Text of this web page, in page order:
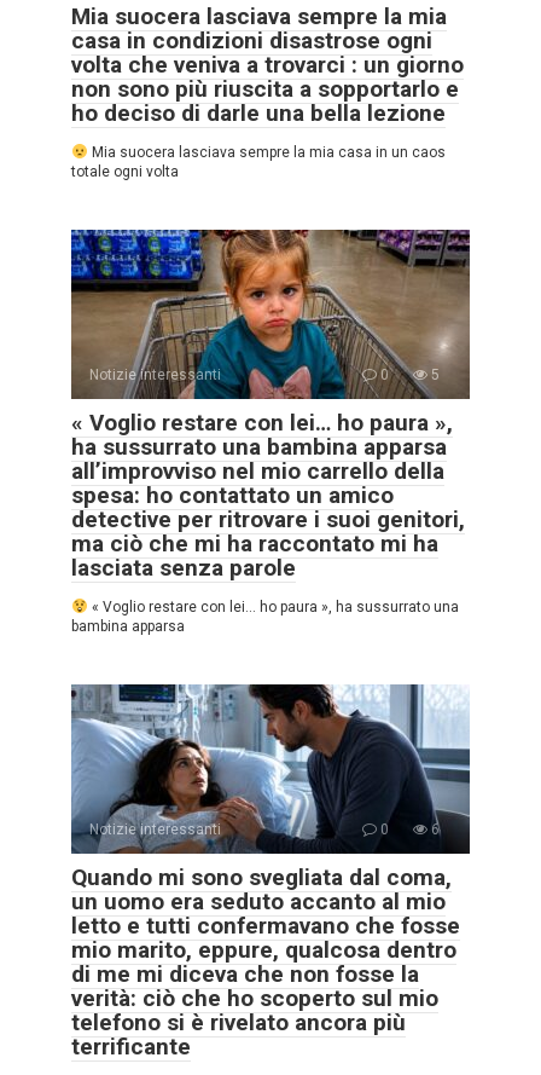
Mia suocera lasciava sempre la mia
casa in condizioni disastrose ogni
volta che veniva a trovarci : un giorno
non sono più riuscita a sopportarlo e
ho deciso di darle una bella lezione
Mia suocera lasciava sempre la mia casa in un caos
totale ogni volta
Notizie interessanti 0 5
« Voglio restare con lei… ho paura »,
ha sussurrato una bambina apparsa
all’improvviso nel mio carrello della
spesa: ho contattato un amico
detective per ritrovare i suoi genitori,
ma ciò che mi ha raccontato mi ha
lasciata senza parole
« Voglio restare con lei… ho paura », ha sussurrato una
bambina apparsa
Notizie interessanti 0 6
Quando mi sono svegliata dal coma,
un uomo era seduto accanto al mio
letto e tutti confermavano che fosse
mio marito, eppure, qualcosa dentro
di me mi diceva che non fosse la
verità: ciò che ho scoperto sul mio
telefono si è rivelato ancora più
terrificante